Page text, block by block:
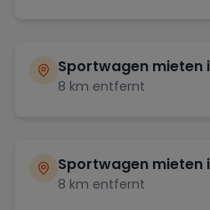
Sportwagen mieten
8 km entfernt
Sportwagen mieten
8 km entfernt